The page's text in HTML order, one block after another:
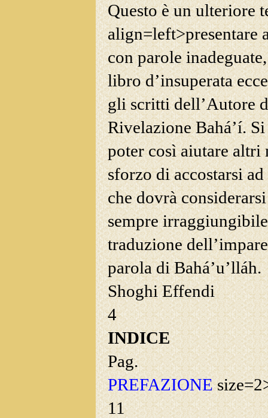
Questo è un ulteriore
align=left>presentare
con parole
libro d’insuperata
gli scritti dell’Autore
Rivelazione Bahá’í.
poter così aiutare altri
sforzo di accostarsi ad
che dovrà
sempre
traduzione
parola di Bahá’u’lláh.
Shoghi Effendi
4
INDICE
Pag.
PREFAZIONE
11